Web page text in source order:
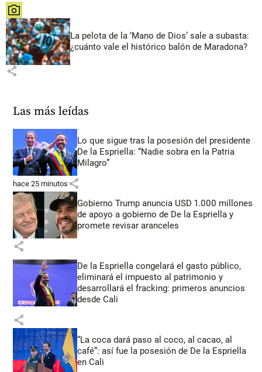
share
La pelota de la ‘Mano de Dios’ sale a subasta:
¿cuánto vale el histórico balón de Maradona?
share
Las más leídas
Lo que sigue tras la posesión del presidente
De la Espriella: “Nadie sobra en la Patria
Milagro”
hace 25 minutos share
Gobierno Trump anuncia USD 1.000 millones
de apoyo a gobierno de De la Espriella y
promete revisar aranceles
share
De la Espriella congelará el gasto público,
eliminará el impuesto al patrimonio y
desarrollará el fracking: primeros anuncios
desde Cali
share
“La coca dará paso al coco, al cacao, al
café”: así fue la posesión de De la Espriella
en Cali